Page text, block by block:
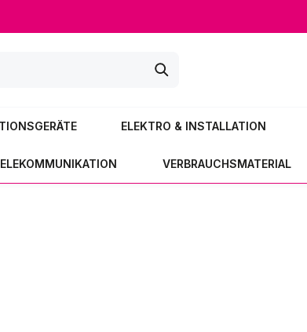
ELEKTRO & INSTALLATION
VERBRAUCHSMATERIAL